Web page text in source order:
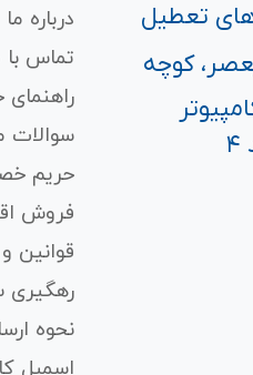
کوچه
کامپیوتر
درباره ما
تماس با
راهنمای
سوالات
حریم
فروش
قوانین
رهگیری
نحوه
اسمبل